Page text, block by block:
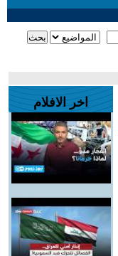
اخر الافلام